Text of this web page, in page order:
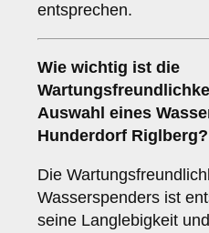
entsprechen.
Wie wichtig ist die
Auswahl eines
Hunderdorf Riglberg?
Die
Wasserspenders ist
seine Langlebigkeit